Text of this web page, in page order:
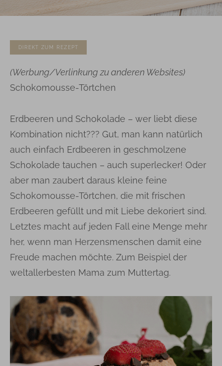
DIREKT ZUM REZEPT
(Werbung/Verlinkung zu anderen Websites)
Schokomousse-Törtchen
Erdbeeren und Schokolade – wer liebt diese
Kombination nicht??? Gut, man kann natürlich
auch einfach Erdbeeren in geschmolzene
Schokolade tauchen – auch superlecker! Oder
aber man zaubert daraus kleine feine
Schokomousse-Törtchen, die mit frischen
Erdbeeren gefüllt und mit Liebe dekoriert sind.
Letztes macht auf jeden Fall eine Menge mehr
her, wenn man Herzensmenschen damit eine
Freude machen möchte. Zum Beispiel der
weltallerbesten Mama zum Muttertag.